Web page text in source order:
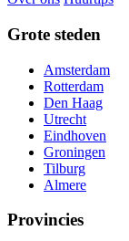
Grote steden
Amsterdam
Rotterdam
Den Haag
Utrecht
Eindhoven
Groningen
Tilburg
Almere
Provincies